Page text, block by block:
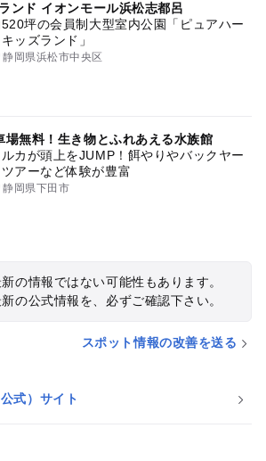
ンド イオンモール浜松志都呂
坪の会員制大型室内公園「ピュアハー
キッズランド」
静岡県浜松市中央区
場無料！生き物とふれあえる水族館
カが頭上をJUMP！餌やりやバックヤー
ツアーなど体験が豊富
静岡県下田市
の情報ではない可能性もあります。
の公式情報を、必ずご確認下さい。
スポット情報の改善を送る
式）サイト